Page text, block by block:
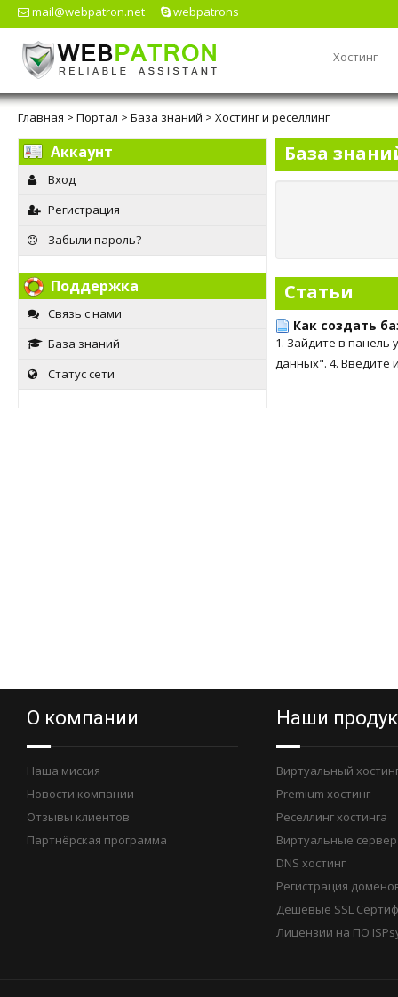
mail@webpatron.net webpatrons
Хостинг
Главная > Портал > База знаний > Хостинг и реселлинг
Аккаунт
Вход
Регистрация
Забыли пароль?
Поддержка
Связь с нами
База знаний
Статус сети
База
Статьи
Как создать
1. Зайдите в панель
данных". 4. Введите
О компании
Наша миссия
Новости компании
Отзывы клиентов
Партнёрская программа
Наши
Виртуальный
Premium хостинг
Реселлинг хостинга
Виртуальные
DNS хостинг
Регистрация
Дешёвые SSL
Лицензии на ПО